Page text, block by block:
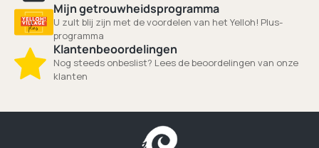
Mijn getrouwheidsprogramma
U zult blij zijn met de voordelen van het Yelloh! Plus-
programma
Klantenbeoordelingen
Nog steeds onbeslist? Lees de beoordelingen van onze
klanten